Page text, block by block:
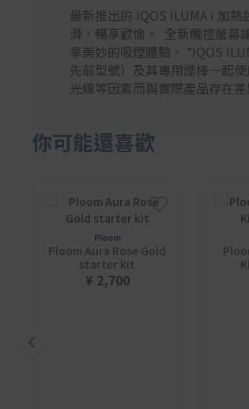
最新推出的 IQOS ILUMA i 加
滑，暢享歡愉。 全新觸控螢幕
享美妙的吸煙體驗。 *IQOS
先前型號）及其專用煙棒一起
光線等因素而與實際產品存在差
你可能還喜歡
Ploom
Ploom Aura Rose Gold
starter kit
¥ 2,700